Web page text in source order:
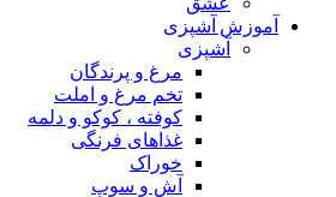
آموزش آشپزی
آشپزی
مرغ و پرندگان
تخم مرغ و املت
کوفته ، کوکو و دلمه
غذاهای فرنگی
خوراک
آش و سوپ